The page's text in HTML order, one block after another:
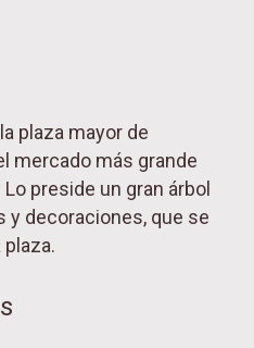
plaza mayor de
mercado más grande
preside un gran árbol
y decoraciones, que se